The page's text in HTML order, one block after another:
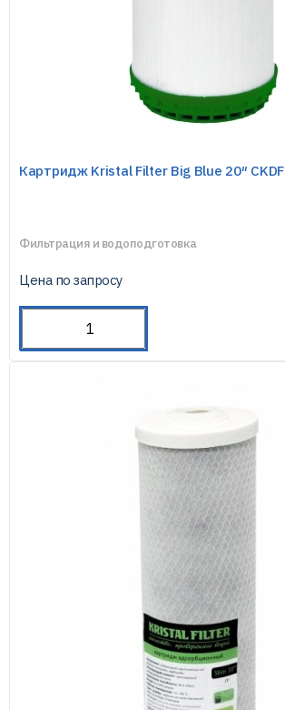
Картридж Kristal Filter Big Blue 20″ CKDF
Фильтрация и водоподготовка
Цена по запросу